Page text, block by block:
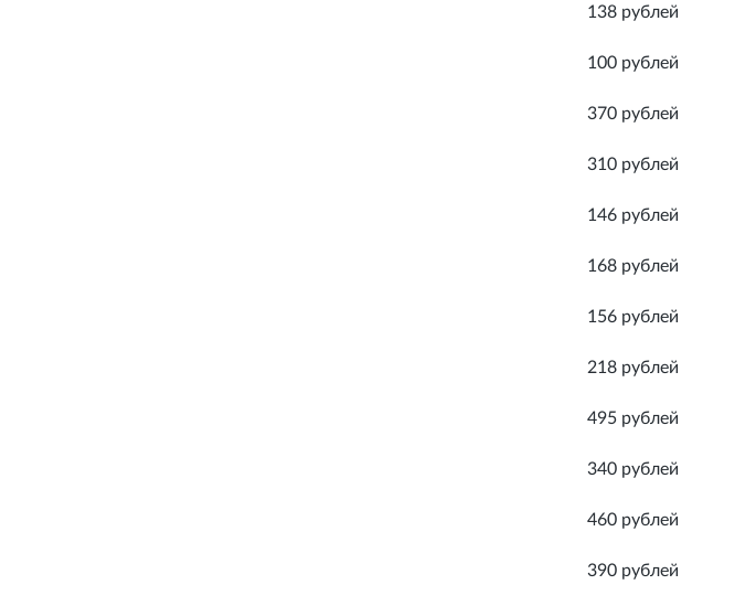
138 рублей
100 рублей
370 рублей
310 рублей
146 рублей
168 рублей
156 рублей
218 рублей
495 рублей
340 рублей
460 рублей
390 рублей